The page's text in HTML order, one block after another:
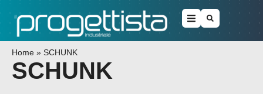
Home » SCHUNK
SCHUNK